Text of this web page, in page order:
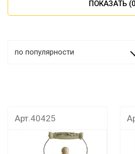
ПОКАЗАТЬ (0
по популярности
Арт.40425